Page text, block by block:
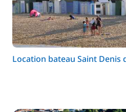
Location bateau Saint Denis